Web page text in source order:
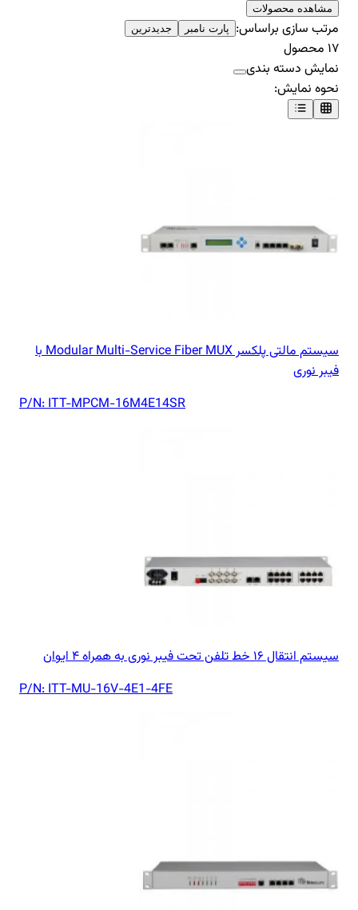
مشاهده محصولات
مرتب سازی براساس: پارت نامبر جدیدترین
۱۷ محصول
نمایش دسته بندی
نحوه نمایش:
سیستم مالتی پلکسر Modular Multi-Service Fiber MUX با
فیبر نوری
P/N:ITT-MPCM-16M4E14SR
سیستم انتقال ۱۶ خط تلفن تحت فیبر نوری به همراه ۴ ایوان
P/N:ITT-MU-16V-4E1-4FE